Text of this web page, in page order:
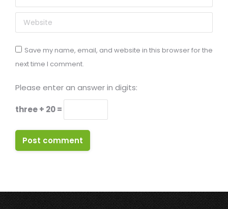
Website
Save my name, email, and website in this browser for the
next time I comment.
Please enter an answer in digits:
three + 20 =
Post comment